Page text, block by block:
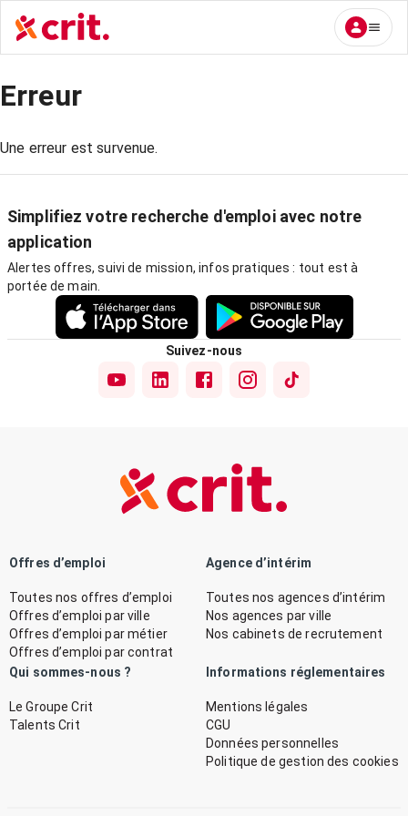
Erreur
Une erreur est survenue.
Simplifiez votre recherche d'emploi avec notre
application
Alertes offres, suivi de mission, infos pratiques : tout est à
portée de main.
Suivez-nous
Offres d’emploi
Toutes nos offres d’emploi
Offres d’emploi par ville
Offres d’emploi par métier
Offres d’emploi par contrat
Agence d’intérim
Toutes nos agences d’intérim
Nos agences par ville
Nos cabinets de recrutement
Qui sommes-nous ?
Le Groupe Crit
Talents Crit
Informations réglementaires
Mentions légales
CGU
Données personnelles
Politique de gestion des cookies